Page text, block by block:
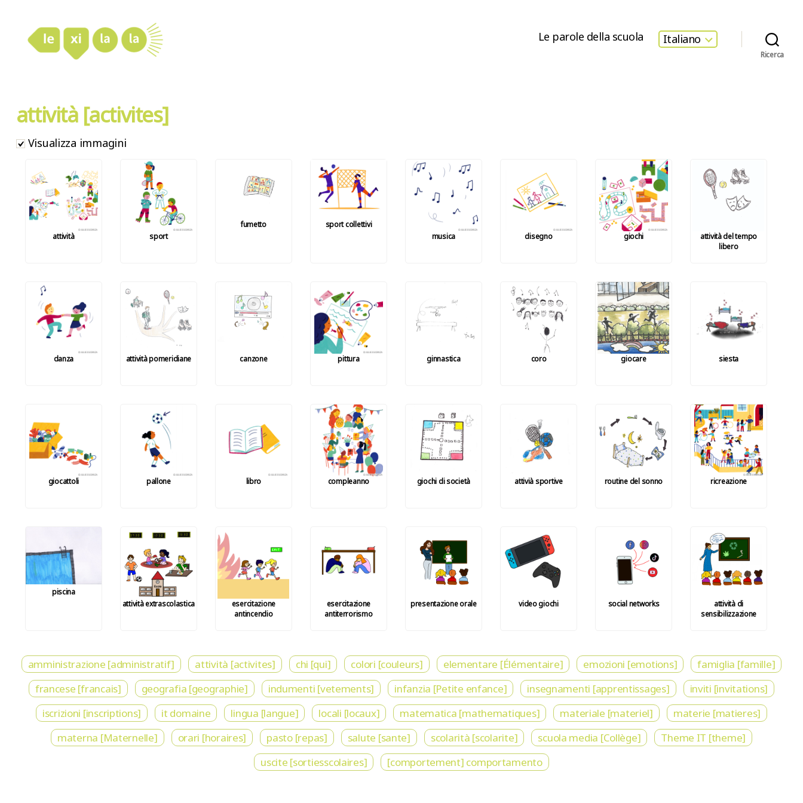
Le parole della scuola Italiano
Ricerca
attività [activites]
Visualizza immagini
attività sport
fumetto
sport collettivi
musica
disegno giochi
attività del tempo
libero
danza attività pomeridiane canzone pittura ginnastica coro giocare siesta
giocattoli pallone libro compleanno giochi di società attivià sportive routine del sonno ricreazione
piscina
attività extrascolastica
esercitazione
antincendio
esercitazione
antiterrorismo
presentazione orale video giochi social networks
attività di
sensibilizzazione
amministrazione [administratif] attività [activites] chi [qui] colori [couleurs] elementare [Élémentaire] emozioni [emotions]
famiglia [famille]
francese [francais]
geografia [geographie] indumenti [vetements] infanzia [Petite enfance] insegnamenti [apprentissages]
inviti [invitations]
iscrizioni [inscriptions]
it domaine lingua [langue] locali [locaux] matematica [mathematiques] materiale [materiel]
materie [matieres]
materna [Maternelle]
orari [horaires] pasto [repas] salute [sante] scolarità [scolarite] scuola media [Collège]
Theme IT [theme]
uscite [sortiesscolaires]
[comportement] comportamento